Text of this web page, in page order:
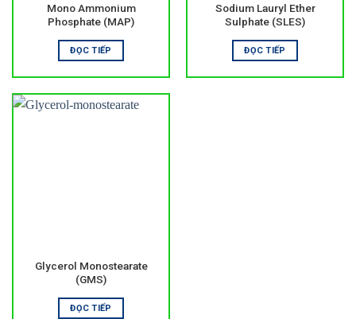
Mono Ammonium
Phosphate (MAP)
ĐỌC TIẾP
Sodium Lauryl Ether
Sulphate (SLES)
ĐỌC TIẾP
Glycerol Monostearate
(GMS)
ĐỌC TIẾP